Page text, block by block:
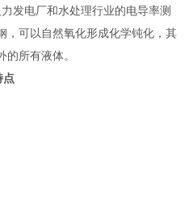
发电厂和水处理行业的电导率测
，可以自然氧化形成化学钝化，其
的所有液体。
点